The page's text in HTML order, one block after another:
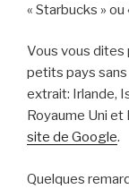
« Starbucks » ou
Vous vous dites
petits pays
extrait: Irlande,
Royaume Uni
site de Google.
Quelques